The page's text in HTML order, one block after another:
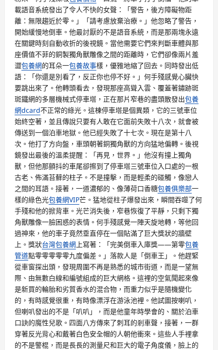
載語音系統發出了令人不快的女聲：「警告，後方障礙物距
離：無限趨近於零。」「請考慮放棄治療。」他忽略了警告，
開始緩慢地倒車。他最討厭的不是語音系統，而是那兩塊永遠
在關鍵時刻自動收折的後視鏡。當他需要它們來判斷車體與那
座價值不菲的銅製獨角獸雕像之間的距離時，它們卻像兩片羞
澀包養網的耳朵一包養故事樣，優雅地縮了回去。同時發出低
語：「你還是別看了，反正你也停不好。」何手殘感覺心臟快
要跳出來了。他轉頭看去，發現那座高聳入雲、覆蓋著鏽跡斑
斑鐵網的多層機械式停車塔，正在那片窄巷的盡頭散發出包養
網dcard不正常的綠光。這棟停車塔是個異類，它的三號車位
始終空著，並且傳說只要有人敢在它面前失敗十八次，就會被
傳送到一個泊車地獄。他已經失敗了十七次。現在是第十八
次。他打了方向盤，車頭朝著銅獨角獸的方向猛地偏轉。後視
鏡發出最後的溫柔提醒：「再見，世界。」他沒有撞上獨角
獸，但他那顫抖的車尾卻擦到了停車塔三號車位入口處的一根
古老、佈滿苔蘚的柱子。不是撞擊，而是輕柔的碰觸，像戀人
之間的耳語。接著，一道濃郁的、像薄荷口香糖包養俱樂部一
樣的綠色光包養網VIP芒。猛地從柱子爆發出來，瞬間吞噬了何
手殘和他的掀背車。光芒消失後，窄巷恢復了平靜，只剩下獨
角獸雕像一臉困惑的表情。何手殘感覺一陣天旋地轉，等他回
過神來，他的車子竟然垂直停在一個貼滿了巨大獎狀的牆壁
上。獎狀台灣包養網 上寫著：「完美倒車入庫獎——第零包養
管道點零零零零零九度偏差。」落款人是「倒車王」。他趕緊
從車窗探出頭，發現周圍不再是熟悉的城市街道，而是一望無
際、由無數白線和編號組成的巨大網格。這裡的空氣聞起來像
是新買的輪胎和劣質香水的混合物，而重力似乎是隨機變化
的，有時感覺很重，有時像漂浮在游泳池裡。他試圖按喇叭，
但喇叭發出的不是「叭叭」，而是他童年時學會的、關於泊車
口訣的魔性兒歌。四面八方傳來了刺耳的剎車聲，接著，一群
穿著反光背心和戴著白色安全帽的人朝他衝來。這些人手裡拿
的不是警棍，而是長長的測量尺和巨大的電子角度儀，臉上的